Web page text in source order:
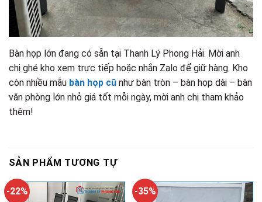
Bàn họp lớn đang có sẵn tại Thanh Lý Phong Hải. Mời anh
chị ghé kho xem trực tiếp hoặc nhắn Zalo để giữ hàng. Kho
còn nhiều mẫu bàn họp cũ như bàn tròn – bàn họp dài – bàn
văn phòng lớn nhỏ giá tốt mỗi ngày, mời anh chị tham khảo
thêm!
SẢN PHẨM TƯƠNG TỰ
-22% -35%